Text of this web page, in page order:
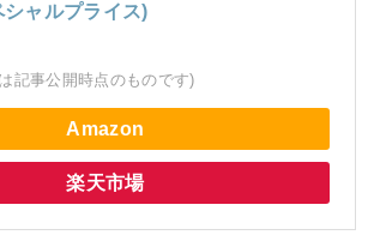
ャルプライス)
記事公開時点のものです)
Amazon
楽天市場